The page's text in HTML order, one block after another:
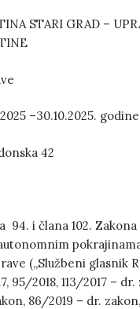
STARI GRAD –
–30.10.2025. godine
42
94. i člana 102. Zakona
(„Službeni glasnik
95/2018, 113/2017 –
86/2019 – dr.